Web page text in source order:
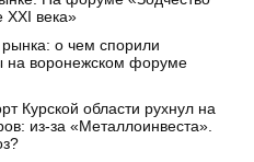
века»
рынка: о чем спорили
на воронежском форуме
Курской области рухнул на
из-за «Металлоинвеста».